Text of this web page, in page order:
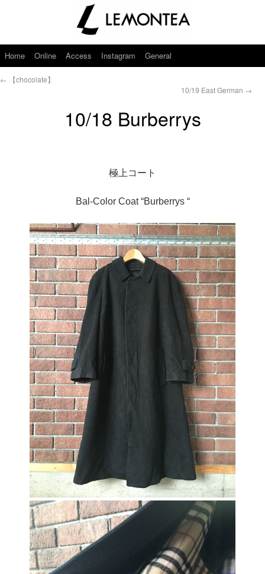
Home Online Access Instagram General
← 【chocolate】
10/19 East German →
10/18 Burberrys
極上コート
Bal-Color Coat “Burberrys “